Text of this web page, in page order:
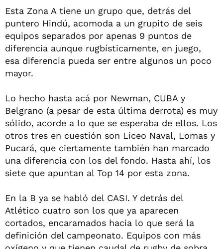
Esta Zona A tiene un grupo que, detrás del
puntero Hindú, acomoda a un grupito de seis
equipos separados por apenas 9 puntos de
diferencia aunque rugbísticamente, en juego,
esa diferencia pueda ser entre algunos un poco
mayor.
Lo hecho hasta acá por Newman, CUBA y
Belgrano (a pesar de esta última derrota) es muy
sólido, acorde a lo que se esperaba de ellos. Los
otros tres en cuestión son Liceo Naval, Lomas y
Pucará, que ciertamente también han marcado
una diferencia con los del fondo. Hasta ahí, los
siete que apuntan al Top 14 por esta zona.
En la B ya se habló del CASI. Y detrás del
Atlético cuatro son los que ya aparecen
cortados, encaramados hacia lo que será la
definición del campeonato. Equipos con más